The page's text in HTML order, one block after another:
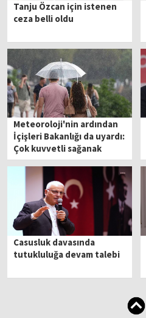
Tanju Özcan için istenen
ceza belli oldu
Meteoroloji'nin ardından
İçişleri Bakanlığı da uyardı:
Çok kuvvetli sağanak
geliyor!
Casusluk davasında
tutukluluğa devam talebi